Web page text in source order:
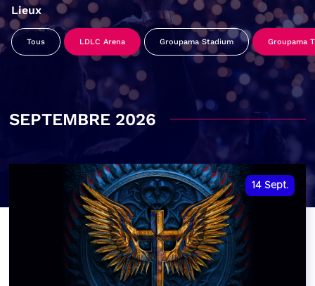
Lieux
Tous LDLC Arena Groupama Stadium Groupama
SEPTEMBRE 2026
14 Sept.